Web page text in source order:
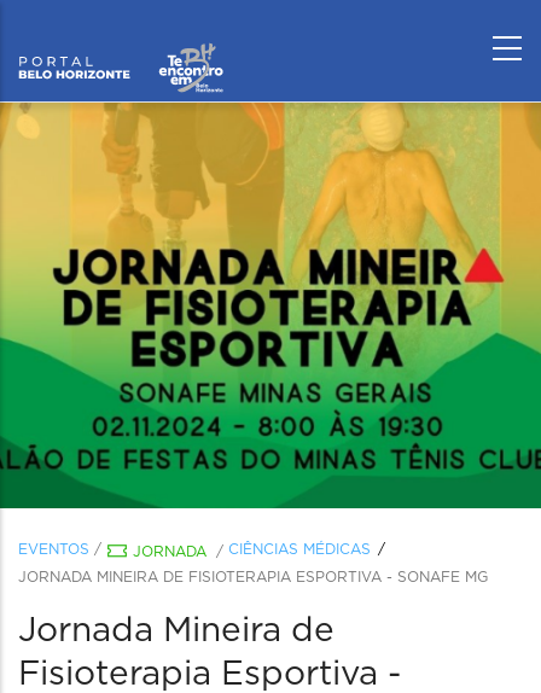
EVENTOS / JORNADA / CIÊNCIAS MÉDICAS
JORNADA MINEIRA DE FISIOTERAPIA ESPORTIVA - SONAFE MG
Jornada Mineira de
Fisioterapia Esportiva -